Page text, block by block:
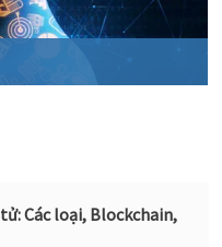
Các loại, Blockchain,